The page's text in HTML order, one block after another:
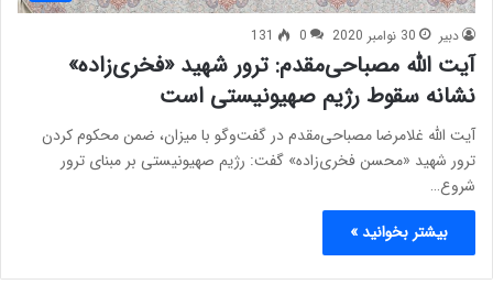
دبیر 30 نوامبر 2020 0
131
آیت الله مصباحی‌مقدم: ترور شهید «فخری‌زاده»
نشانه سقوط رژیم صهیونیستی است
آیت الله غلامرضا مصباحی‌مقدم در گفت‌وگو با میزان، ضمن محکوم کردن
ترور شهید «محسن فخری‌زاده» گفت: رژیم صهیونیستی بر مبنای ترور
شروع…
بیشتر بخوانید »